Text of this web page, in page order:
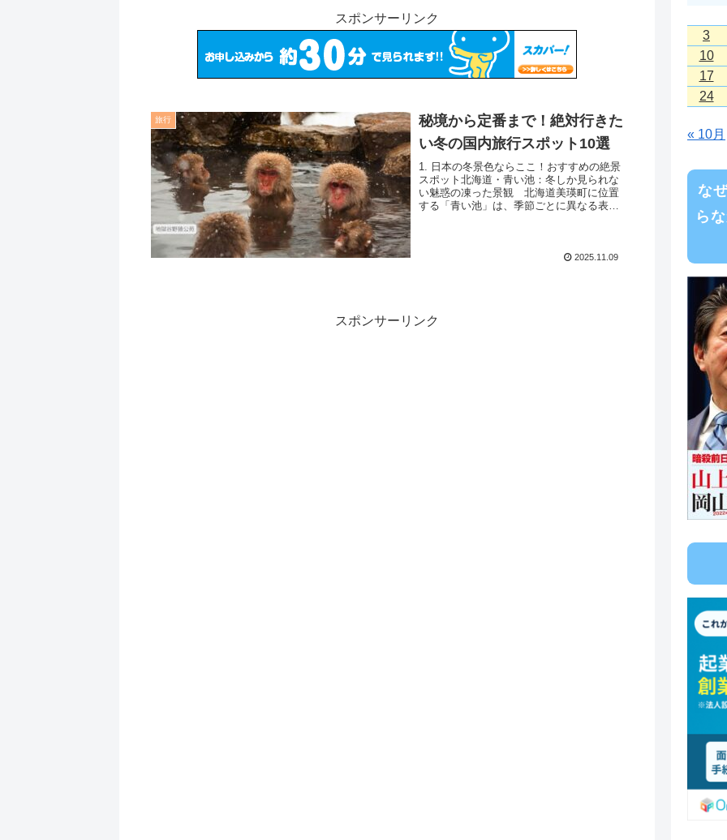
スポンサーリンク
旅行
秘境から定番まで！絶対行きた
い冬の国内旅行スポット10選
1. 日本の冬景色ならここ！おすすめの絶景
スポット北海道・青い池：冬しか見られな
い魅惑の凍った景観 北海道美瑛町に位置
する「青い池」は、季節ごとに異なる表情
2025.11.09
スポンサーリンク
3
10
17
24
« 10月
な
ら